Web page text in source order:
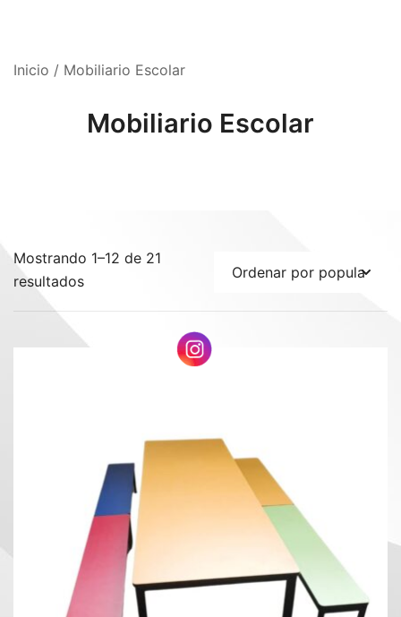
Inicio / Mobiliario Escolar
Mobiliario Escolar
Mostrando 1–12 de 21
resultadosOrdenado